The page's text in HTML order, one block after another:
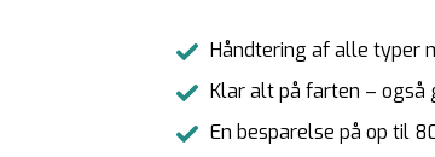
Håndtering af alle typer
Klar alt på farten – også
En besparelse på op til